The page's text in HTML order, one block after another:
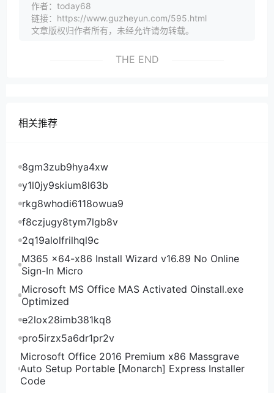
IONCloud美国圣何塞机房，CN2 GT线路套餐，KVM
虚拟化：
心仪系统入手 圣何塞 2核 2G 60GB 3TB 1Gbps 1个
何塞 6核 16G 320GB 6TB 1Gbps 1个 691.2美元
虚拟化：
机房 CPU 内存 硬盘 流量/月 带宽 ipv4 价格/年 点击
心仪系统入手 洛杉矶 2核 2G 60GB 3TB 1Gbps 1个
129.6美元 Linux 洛杉矶 2核 4G 80GB 4TB 1Gbps 1
个 172.8美元 windows Linux 洛杉矶 4核 8G 160GB
5TB 1Gbps 1个 345.6美元 windows Linux 洛杉矶 6
核 16G 320GB 6TB 1Gbps 1个 691.2美元 windows
Linux 洛杉矶 8核 32G 640GB 7TB 1Gbps 1个
1382.4美元 windows Linux
IONCloud新加坡vps，CN2 GIA线路套餐，KVM虚拟
化，只有Linux系统套餐：
CPU 内存 硬盘 流量/月 带宽 ipv4 价格/年 购买地址 1
核 2G 25GB 250GB 10Mbps 1个 336美元 点此入手
2核 4G 60GB 500GB 20Mbps 1个 528美元 点此入
作者：today68
链接：https://www.guzheyun.com/595.html
文章版权归作者所有，未经允许请勿转载。
THE END
相关推荐
8gm3zub9hya4xw
y1l0jy9skium8l63b
rkg8whodi6118owua9
f8czjugy8tym7lgb8v
2q19alolfrilhql9c
M365 x64-x86 Install Wizard v16.89 No Online
Sign-In Micro
Microsoft MS Office MAS Activated Oinstall.exe
Optimized
e2lox28imb381kq8
pro5irzx5a6dr1pr2v
Microsoft Office 2016 Premium x86 Massgrave
Auto Setup Portable [Monarch] Express Installer
Code